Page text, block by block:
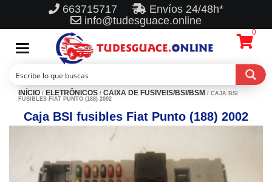
663715717
Envíos 24/48h*
info@tudesguace.online
Toggle
navigation
0
INÍCIO / ELETRÔNICOS / CAIXA DE FUSIVEIS/BSI/BSM / CAJA BSI
FUSIBLES FIAT PUNTO (188) 2002
Caja BSI fusibles Fiat Punto (188) 2002